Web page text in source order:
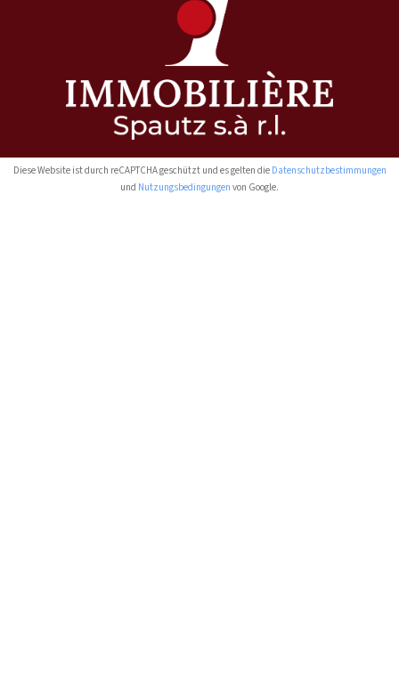
Diese Website ist durch reCAPTCHA geschützt und es gelten die Datenschutzbestimmungen
und Nutzungsbedingungen von Google.